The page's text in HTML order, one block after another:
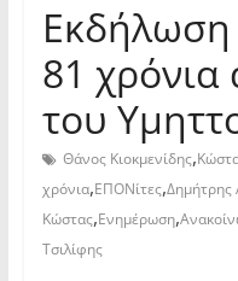
Εκδήλωση
81
του
Θάνος Κιοκμενίδης,
χρόνια,ΕΠΟΝίτες,Δημήτρης
Κώστας,Ενημέρωση,
Τσιλίφης